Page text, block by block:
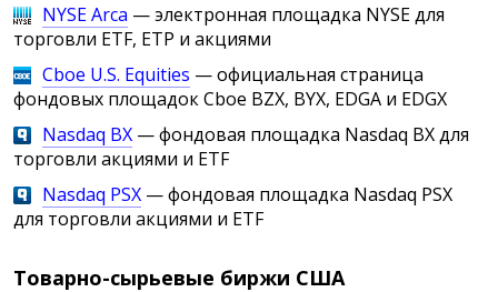
NYSE Arca — электронная площадка NYSE для
торговли ETF, ETP и акциями
Cboe U.S. Equities — официальная страница
фондовых площадок Cboe BZX, BYX, EDGA и EDGX
Nasdaq BX — фондовая площадка Nasdaq BX для
торговли акциями и ETF
Nasdaq PSX — фондовая площадка Nasdaq PSX
для торговли акциями и ETF
Товарно-сырьевые биржи США